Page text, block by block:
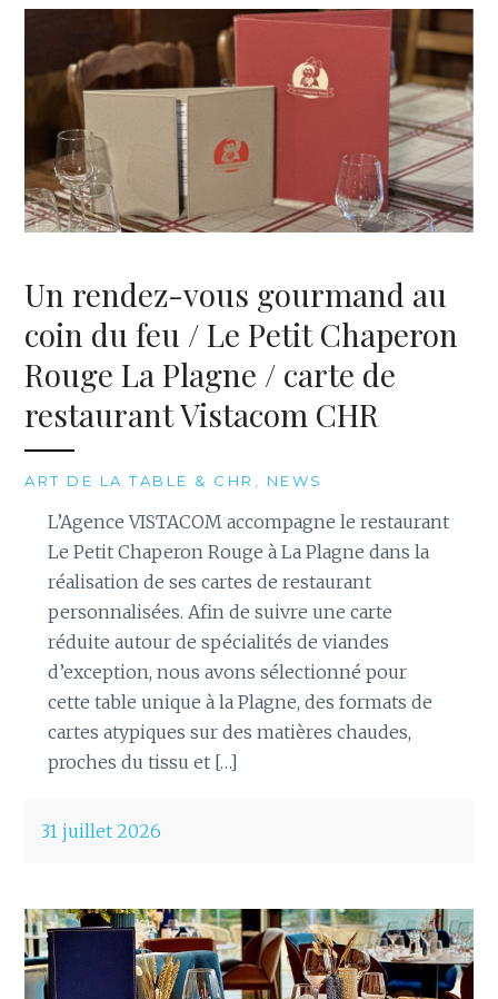
Un rendez-vous gourmand au
coin du feu / Le Petit Chaperon
Rouge La Plagne / carte de
restaurant Vistacom CHR
ART DE LA TABLE & CHR , NEWS
L’Agence VISTACOM accompagne le restaurant
Le Petit Chaperon Rouge à La Plagne dans la
réalisation de ses cartes de restaurant
personnalisées. Afin de suivre une carte
réduite autour de spécialités de viandes
d’exception, nous avons sélectionné pour
cette table unique à la Plagne, des formats de
cartes atypiques sur des matières chaudes,
proches du tissu et […]
31 juillet 2026